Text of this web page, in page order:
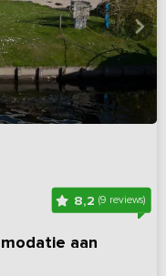
8,2(9 reviews)
aan